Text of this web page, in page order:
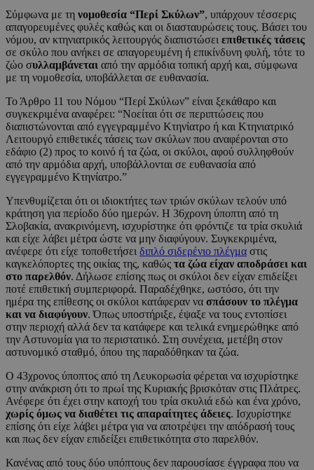
Σύμφωνα με τη νομοθεσία “Περί Σκύλων”, υπάρχουν τέσσερις
απαγορευμένες φυλές καθώς και οι διασταυρώσεις τους. Βάσει του
νόμου, αν κτηνιατρικός λειτουργός διαπιστώσει επιθετικές τάσεις
σε σκύλο που ανήκει σε απαγορευμένη ή επικίνδυνη φυλή, τότε το
ζώο συλλαμβάνεται από την αρμόδια τοπική αρχή και, σύμφωνα
με τη νομοθεσία, υποβάλλεται σε ευθανασία.
Το Άρθρο 11 του Νόμου “Περί Σκύλων” είναι ξεκάθαρο και
συγκεκριμένα αναφέρει: “Νοείται ότι σε περιπτώσεις που
διαπιστώνονται από εγγεγραμμένο Κτηνίατρο ή και Κτηνιατρικό
Λειτουργό επιθετικές τάσεις των σκύλων που αναφέρονται στο
εδάφιο (2) προς το κοινό ή τα ζώα, οι σκύλοι, αφού συλληφθούν
από την αρμόδια αρχή, υποβάλλονται σε ευθανασία από
εγγεγραμμένο Κτηνίατρο.”
Υπενθυμίζεται ότι οι ιδιοκτήτες των τριών σκύλων τελούν υπό
κράτηση για περίοδο δύο ημερών. Η 36χρονη ύποπτη από τη
Σλοβακία, ανακρινόμενη, ισχυρίστηκε ότι φρόντιζε τα τρία σκυλιά
και είχε λάβει μέτρα ώστε να μην διαφύγουν. Συγκεκριμένα,
ανέφερε ότι είχε τοποθετήσει διπλό σιδερένιο πλέγμα στις
καγκελόπορτες της οικίας της, καθώς τα ζώα είχαν αποδράσει και
στο παρελθόν. Δήλωσε επίσης πως οι σκύλοι δεν είχαν επιδείξει
ποτέ επιθετική συμπεριφορά. Παραδέχθηκε, ωστόσο, ότι την
ημέρα της επίθεσης οι σκύλοι κατάφεραν να σπάσουν το πλέγμα
και να διαφύγουν. Όπως υποστήριξε, έψαξε να τους εντοπίσει
στην περιοχή αλλά δεν τα κατάφερε και τελικά ενημερώθηκε από
την Αστυνομία για το περιστατικό. Στη συνέχεια, μετέβη στον
αστυνομικό σταθμό, όπου της παραδόθηκαν τα ζώα.
Ο 43χρονος ύποπτος από τη Λευκορωσία φέρεται να ισχυρίστηκε
στην ανάκριση ότι το πρωί της Κυριακής βρισκόταν στις Πλάτρες.
Ανέφερε ότι έχει στην κατοχή του τρία σκυλιά εδώ και ένα χρόνο,
χωρίς όμως να διαθέτει τις απαραίτητες άδειες. Ισχυρίστηκε
επίσης ότι είχε λάβει μέτρα για να αποτρέψει την απόδρασή τους
και πως δεν είχαν επιδείξει επιθετικότητα στο παρελθόν.
Κανένας από τους δύο υπόπτους δεν παρουσίασε έγγραφα που να